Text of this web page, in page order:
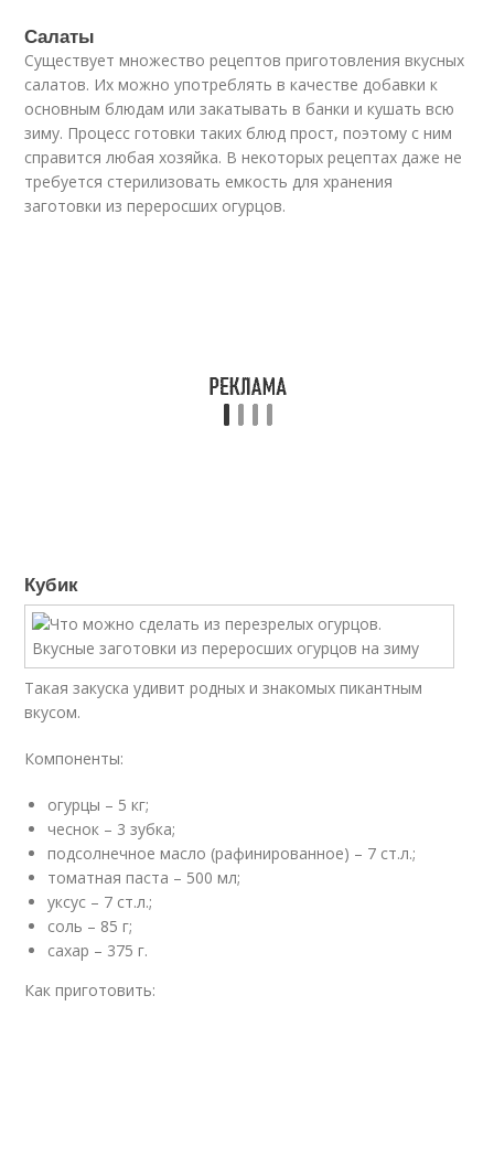
Салаты
Существует множество рецептов приготовления вкусных
салатов. Их можно употреблять в качестве добавки к
основным блюдам или закатывать в банки и кушать всю
зиму. Процесс готовки таких блюд прост, поэтому с ним
справится любая хозяйка. В некоторых рецептах даже не
требуется стерилизовать емкость для хранения
заготовки из переросших огурцов.
Кубик
Такая закуска удивит родных и знакомых пикантным
вкусом.
Компоненты:
огурцы – 5 кг;
чеснок – 3 зубка;
подсолнечное масло (рафинированное) – 7 ст.л.;
томатная паста – 500 мл;
уксус – 7 ст.л.;
соль – 85 г;
сахар – 375 г.
Как приготовить: